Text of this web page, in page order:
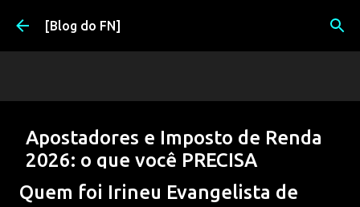
Pular para o conteúdo principal
[Blog do FN]
Apostadores e Imposto de Renda
2026: o que você PRECISA
declarar (e evitar problemas)
Quem foi Irineu Evangelista de